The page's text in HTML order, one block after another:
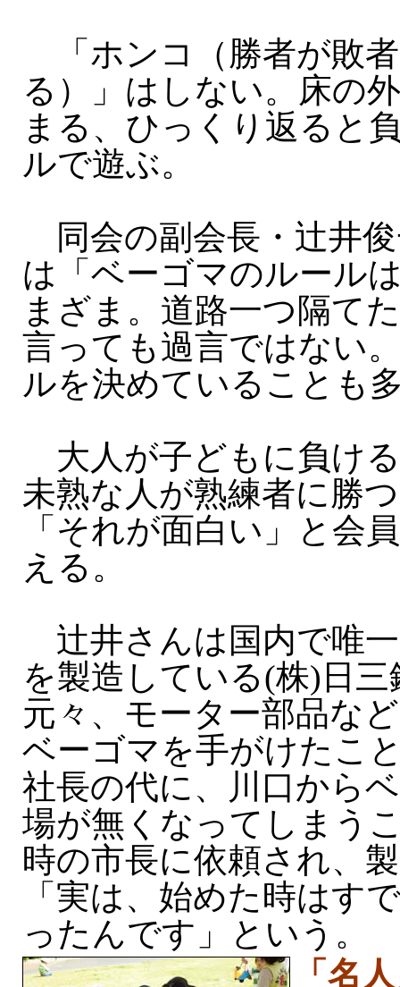
「ホンコ（勝者が敗
る）」はしない。床の
まる、ひっくり返ると
ルで遊ぶ。
同会の副会長・辻井
は「ベーゴマのルール
まざま。道路一つ隔て
言っても過言ではない
ルを決めていることも
大人が子どもに負け
未熟な人が熟練者に勝
「それが面白い」と会
える。
辻井さんは国内で唯
を製造している(株)日
元々、モーター部品な
ベーゴマを手がけたこ
社長の代に、川口から
場が無くなってしまう
時の市長に依頼され、
「実は、始めた時はす
ったんです」という。
「名